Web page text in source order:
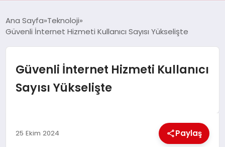
DÜNYA
EKONOMI
Ana Sayfa Teknoloji
Güvenli İnternet Hizmeti Kullanıcı Sayısı Yükselişte
Güvenli İnternet Hizmeti Kullanıcı
Sayısı Yükselişte
25 Ekim 2024 Paylaş